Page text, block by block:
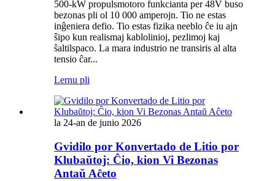
500-kW propulsmotoro funkcianta per 48V buso
bezonas pli ol 10 000 amperojn. Tio ne estas
inĝeniera defio. Tio estas fizika neeblo ĉe iu ajn
ŝipo kun realismaj kablolinioj, pezlimoj kaj
ŝaltilspaco. La mara industrio ne transiris al alta
tensio ĉar...
Lernu pli
la 24-an de junio 2026
Gvidilo por Konvertado de Litio por
Klubaŭtoj: Ĉio, kion Vi Bezonas
Antaŭ Aĉeto